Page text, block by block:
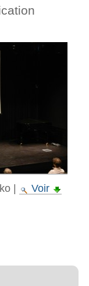
|
Voir